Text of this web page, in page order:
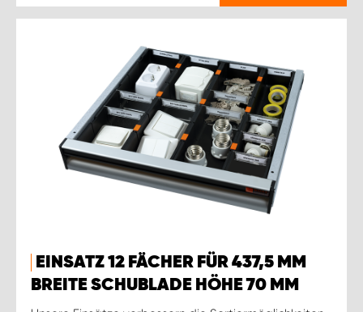
EINSATZ 12 FÄCHER FÜR 437,5 MM
BREITE SCHUBLADE HÖHE 70 MM